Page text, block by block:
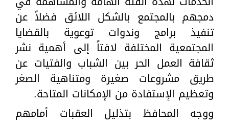
دمجهم بالمجتمع بالشكل اللائق فضلاً عن
تنفيذ برامج وندوات توعوية بالقضايا
المجتمعية المختلفة لافتاً إلى أهمية نشر
ثقافة العمل الحر بين الشباب والفتيات عن
طريق مشروعات صغيرة ومتناهية الصغر
وتعظيم الإستفادة من الإمكانات المتاحة.
ووجه المحافظ بتذليل العقبات أمامهم